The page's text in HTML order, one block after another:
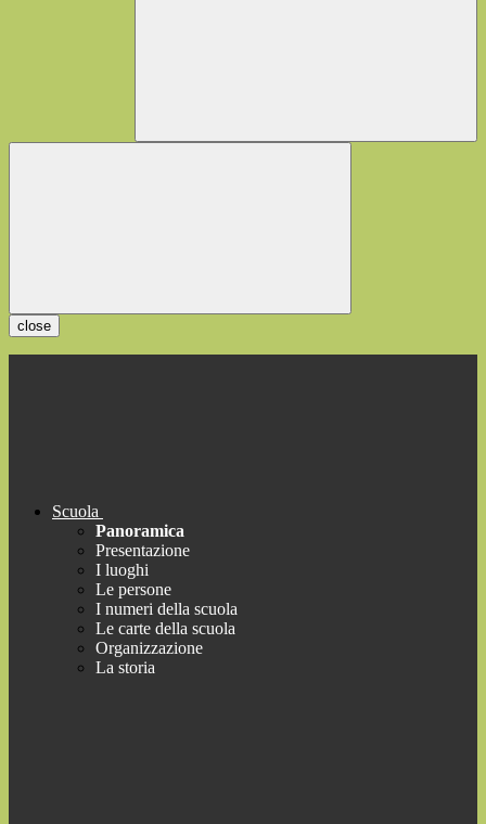
close
Scuola
Panoramica
Presentazione
I luoghi
Le persone
I numeri della scuola
Le carte della scuola
Organizzazione
La storia